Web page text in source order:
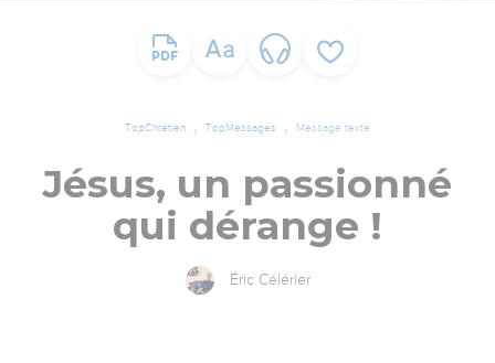
TopChrétien TopMessages Message texte
Jésus, un passionné
qui dérange !
Éric Célérier